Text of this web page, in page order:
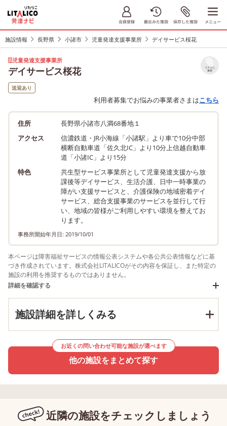
施設情報 長野県 小諸市 児童発達支援事業所 デイサービス桜花
児童発達支援事業所
デイサービス桜花 リストに
保存
送迎あり
利用者募集でお悩みの事業者さまはこちら
住所
長野県小諸市八満68番地１
アクセス
信濃鉄道・JR小海線「小諸駅」より車で10分中部
横断自動車道「佐久北IC」より10分上信越自動車
道「小諸IC」より15分
特色
共生型サービス事業所として児童発達支援から放
課後等デイサービス、生活介護、日中一時事業の
障がい支援サービスと、介護保険の地域密着デイ
サービス、総合支援事業のサービスを並行して行
い、地域の皆様がご利用しやすい環境を整えてお
ります。
事務所開始年月日: 2019/10/01
本ページは障害福祉サービスの情報公表システムや各公共公表情報などに基
づき作成されています。株式会社LITALICOがその内容を保証し、また特定の
施設の利用を推奨するものではありません。
詳細を確認する
施設詳細を詳しくみる
お近くの問い合わせ可能な施設が選べます
他の施設をまとめて探す
近隣の施設をチェックしましょう